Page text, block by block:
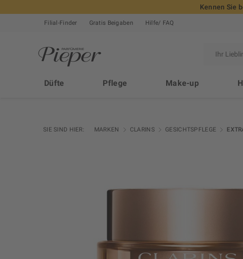
Kennen Sie
Filial-Finder Gratis Beigaben Hilfe/ FAQ
Düfte Pflege Make-up
SIE SIND HIER: MARKEN CLARINS GESICHTSPFLEGE